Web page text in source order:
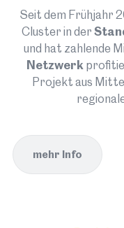
Seit dem Frühjahr
Cluster in der
und hat zahlende
Netzwerk
Projekt aus
mehr Info
IQOQI) eröffnet
Rainer Bock und
lesen Hanns
Woschdog.
Ort:St. Bartlmä |
Datum/Zeit:24.